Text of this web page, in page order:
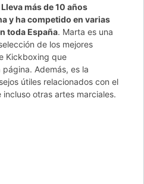
Lleva más de 10 años
y ha competido en varias
toda España. Marta es una
de los mejores
Kickboxing que
Además, es la
útiles relacionados con el
otras artes marciales.